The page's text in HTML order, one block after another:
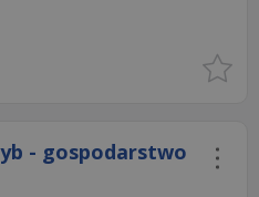
- gospodarstwo